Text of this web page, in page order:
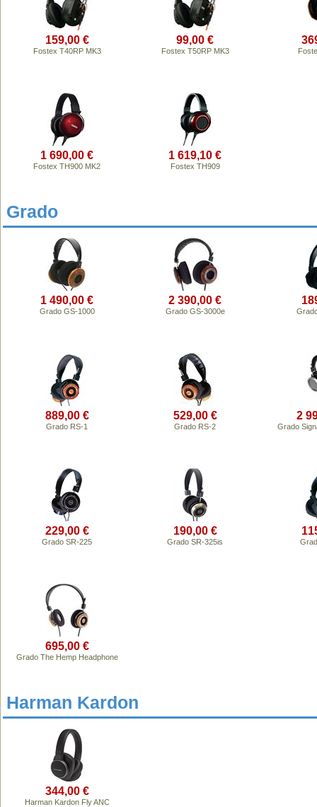
159,00 €
Fostex T40RP MK3
99,00 €
Fostex T50RP MK3
1 690,00 €
Fostex TH900 MK2
1 619,10 €
Fostex TH909
Grado
1 490,00 €
Grado GS-1000
2 390,00 €
Grado GS-3000e
889,00 €
Grado RS-1
529,00 €
Grado RS-2
2
Grado
229,00 €
Grado SR-225
190,00 €
Grado SR-325is
695,00 €
Grado The Hemp Headphone
Harman Kardon
344,00 €
Harman Kardon Fly ANC